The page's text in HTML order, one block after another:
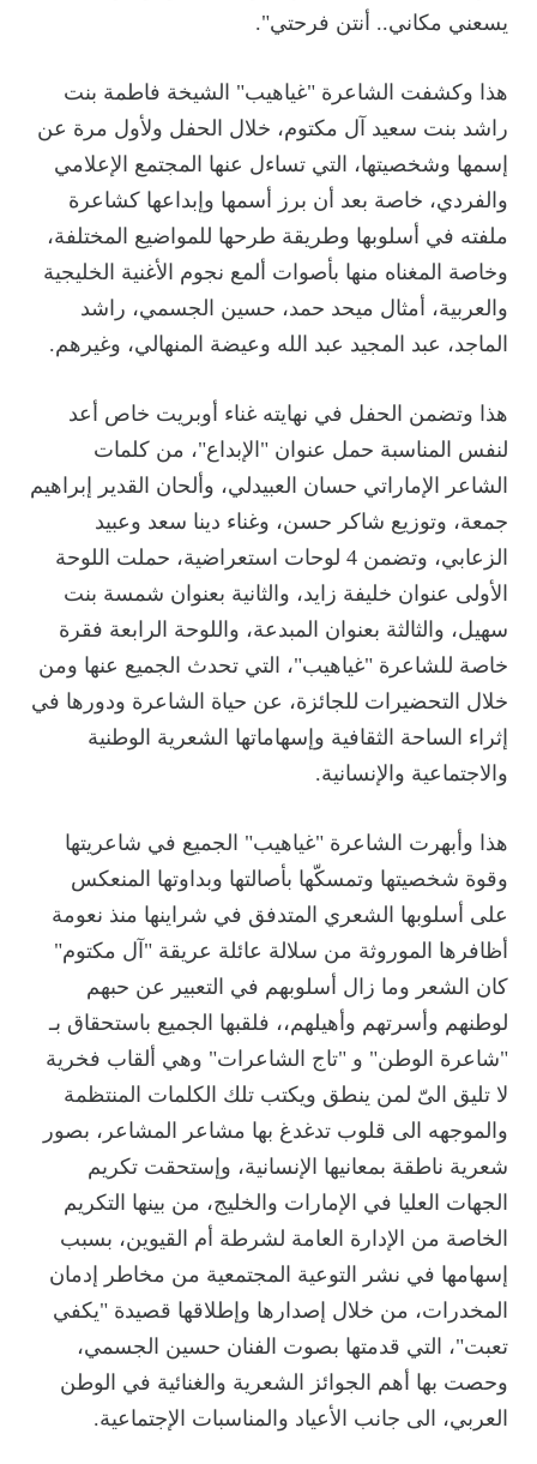
يسعني مكاني.. أنتن فرحتي".
هذا وكشفت الشاعرة "غياهيب" الشيخة فاطمة بنت
راشد بنت سعيد آل مكتوم، خلال الحفل ولأول مرة عن
إسمها وشخصيتها، التي تساءل عنها المجتمع الإعلامي
والفردي، خاصة بعد أن برز أسمها وإبداعها كشاعرة
ملفته في أسلوبها وطريقة طرحها للمواضيع المختلفة،
وخاصة المغناه منها بأصوات ألمع نجوم الأغنية الخليجية
والعربية، أمثال ميحد حمد، حسين الجسمي، راشد
الماجد، عبد المجيد عبد الله وعيضة المنهالي، وغيرهم.
هذا وتضمن الحفل في نهايته غناء أوبريت خاص أعد
لنفس المناسبة حمل عنوان "الإبداع"، من كلمات
الشاعر الإماراتي حسان العبيدلي، وألحان القدير إبراهيم
جمعة، وتوزيع شاكر حسن، وغناء دينا سعد وعبيد
الزعابي، وتضمن 4 لوحات استعراضية، حملت اللوحة
الأولى عنوان خليفة زايد، والثانية بعنوان شمسة بنت
سهيل، والثالثة بعنوان المبدعة، واللوحة الرابعة فقرة
خاصة للشاعرة "غياهيب"، التي تحدث الجميع عنها ومن
خلال التحضيرات للجائزة، عن حياة الشاعرة ودورها في
إثراء الساحة الثقافية وإسهاماتها الشعرية الوطنية
والاجتماعية والإنسانية.
هذا وأبهرت الشاعرة "غياهيب" الجميع في شاعريتها
وقوة شخصيتها وتمسكّها بأصالتها وبداوتها المنعكس
على أسلوبها الشعري المتدفق في شراينها منذ نعومة
أظافرها الموروثة من سلالة عائلة عريقة "آل مكتوم"
كان الشعر وما زال أسلوبهم في التعبير عن حبهم
لوطنهم وأسرتهم وأهيلهم،، فلقبها الجميع باستحقاق بـ
"شاعرة الوطن" و "تاج الشاعرات" وهي ألقاب فخرية
لا تليق الىّ لمن ينطق ويكتب تلك الكلمات المنتظمة
والموجهه الى قلوب تدغدغ بها مشاعر المشاعر، بصور
شعرية ناطقة بمعانيها الإنسانية، وإستحقت تكريم
الجهات العليا في الإمارات والخليج، من بينها التكريم
الخاصة من الإدارة العامة لشرطة أم القيوين، بسبب
إسهامها في نشر التوعية المجتمعية من مخاطر إدمان
المخدرات، من خلال إصدارها وإطلاقها قصيدة "يكفي
تعبت"، التي قدمتها بصوت الفنان حسين الجسمي،
وحصت بها أهم الجوائز الشعرية والغنائية في الوطن
العربي، الى جانب الأعياد والمناسبات الإجتماعية.